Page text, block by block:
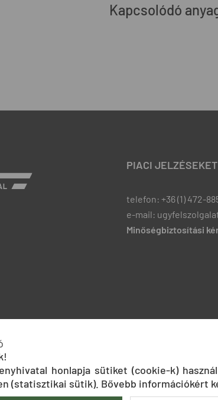
Kapcsolódó
PIACI
telefon: +36 (1) 472-
e-mail:
Minőségbiztosítási
honlapja sütiket (cookie-k)
(statisztikai sütik). Bővebb információkért